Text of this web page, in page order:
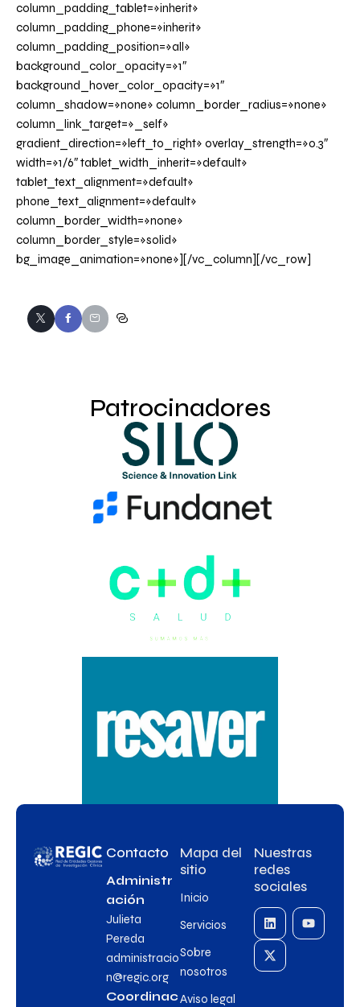
column_padding_tablet=»inherit»
column_padding_phone=»inherit»
column_padding_position=»all»
background_color_opacity=»1″
background_hover_color_opacity=»1″
column_shadow=»none» column_border_radius=»none»
column_link_target=»_self»
gradient_direction=»left_to_right» overlay_strength=»0.3″
width=»1/6″ tablet_width_inherit=»default»
tablet_text_alignment=»default»
phone_text_alignment=»default»
column_border_width=»none»
column_border_style=»solid»
bg_image_animation=»none»][/vc_column][/vc_row]
Patrocinadores
Contacto
Administr
ación
Julieta
Pereda
administracio
n@regic.org
Coordinac
Mapa del
sitio
Inicio
Servicios
Sobre
nosotros
Aviso legal
Nuestras
redes
sociales